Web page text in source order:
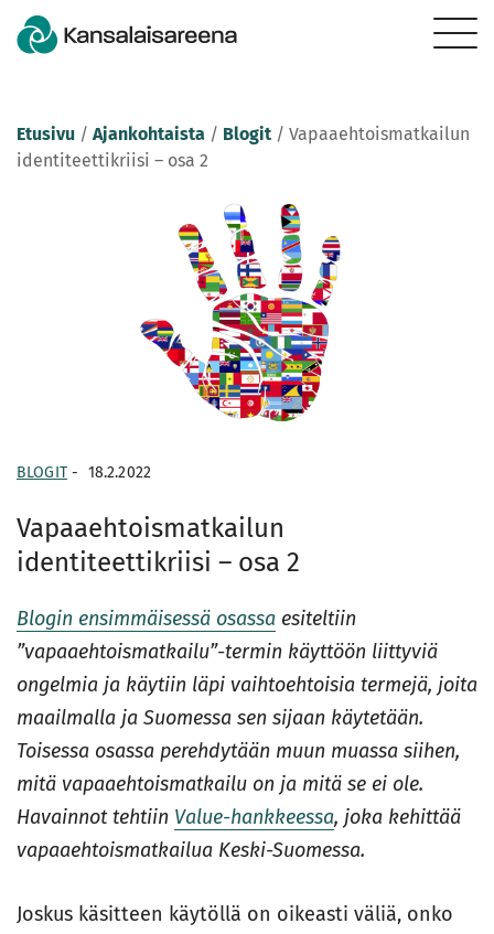
Etusivu / Ajankohtaista / Blogit / Vapaaehtoismatkailun
identiteettikriisi – osa 2
BLOGIT- 18.2.2022
Vapaaehtoismatkailun
identiteettikriisi – osa 2
Blogin ensimmäisessä osassa esiteltiin
”vapaaehtoismatkailu”-termin käyttöön liittyviä
ongelmia ja käytiin läpi vaihtoehtoisia termejä, joita
maailmalla ja Suomessa sen sijaan käytetään.
Toisessa osassa perehdytään muun muassa siihen,
mitä vapaaehtoismatkailu on ja mitä se ei ole.
Havainnot tehtiin Value-hankkeessa, joka kehittää
vapaaehtoismatkailua Keski-Suomessa.
Joskus käsitteen käytöllä on oikeasti väliä, onko